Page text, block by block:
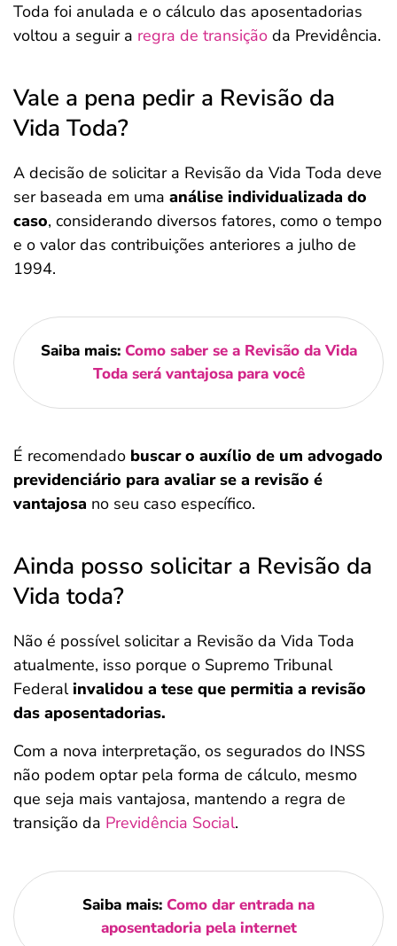
Toda foi anulada e o cálculo das aposentadorias
voltou a seguir a regra de transição da Previdência.
Vale a pena pedir a Revisão da
Vida Toda?
A decisão de solicitar a Revisão da Vida Toda deve
ser baseada em uma análise individualizada do
caso, considerando diversos fatores, como o tempo
e o valor das contribuições anteriores a julho de
1994.
Saiba mais: Como saber se a Revisão da Vida
Toda será vantajosa para você
É recomendado buscar o auxílio de um advogado
previdenciário para avaliar se a revisão é
vantajosa no seu caso específico.
Ainda posso solicitar a Revisão da
Vida toda?
Não é possível solicitar a Revisão da Vida Toda
atualmente, isso porque o Supremo Tribunal
Federalinvalidou a tese que permitia a revisão
das aposentadorias.
Com a nova interpretação, os segurados do INSS
não podem optar pela forma de cálculo, mesmo
que seja mais vantajosa, mantendo a regra de
transição da Previdência Social.
Saiba mais: Como dar entrada na
aposentadoria pela internet